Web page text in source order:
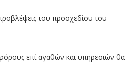
του προσχεδίου του
επί αγαθών και υπηρεσιών θα